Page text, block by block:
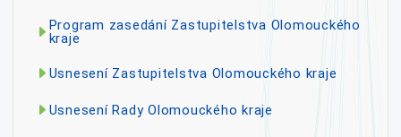
Program zasedání Zastupitelstva Olomouckého
kraje
Usnesení Zastupitelstva Olomouckého kraje
Usnesení Rady Olomouckého kraje